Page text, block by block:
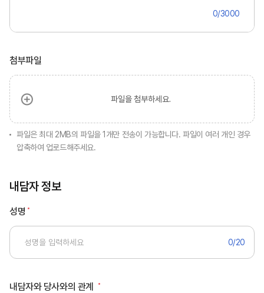
0/3000
첨부파일
파일을 첨부하세요.
파일은 최대 2MB의 파일을 1개만 전송이 가능합니다. 파일이 여러 개인 경우
압축하여 업로드해주세요.
내담자 정보
성명
0/20
내담자와 당사와의 관계